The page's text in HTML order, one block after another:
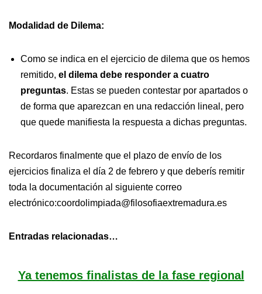
Modalidad de Dilema:
Como se indica en el ejercicio de dilema que os hemos
remitido, el dilema debe responder a cuatro
preguntas. Estas se pueden contestar por apartados o
de forma que aparezcan en una redacción lineal, pero
que quede manifiesta la respuesta a dichas preguntas.
Recordaros finalmente que el plazo de envío de los
ejercicios finaliza el día 2 de febrero y que deberís remitir
toda la documentación al siguiente correo
electrónico:coordolimpiada@filosofiaextremadura.es
Entradas relacionadas…
Ya tenemos finalistas de la fase regional